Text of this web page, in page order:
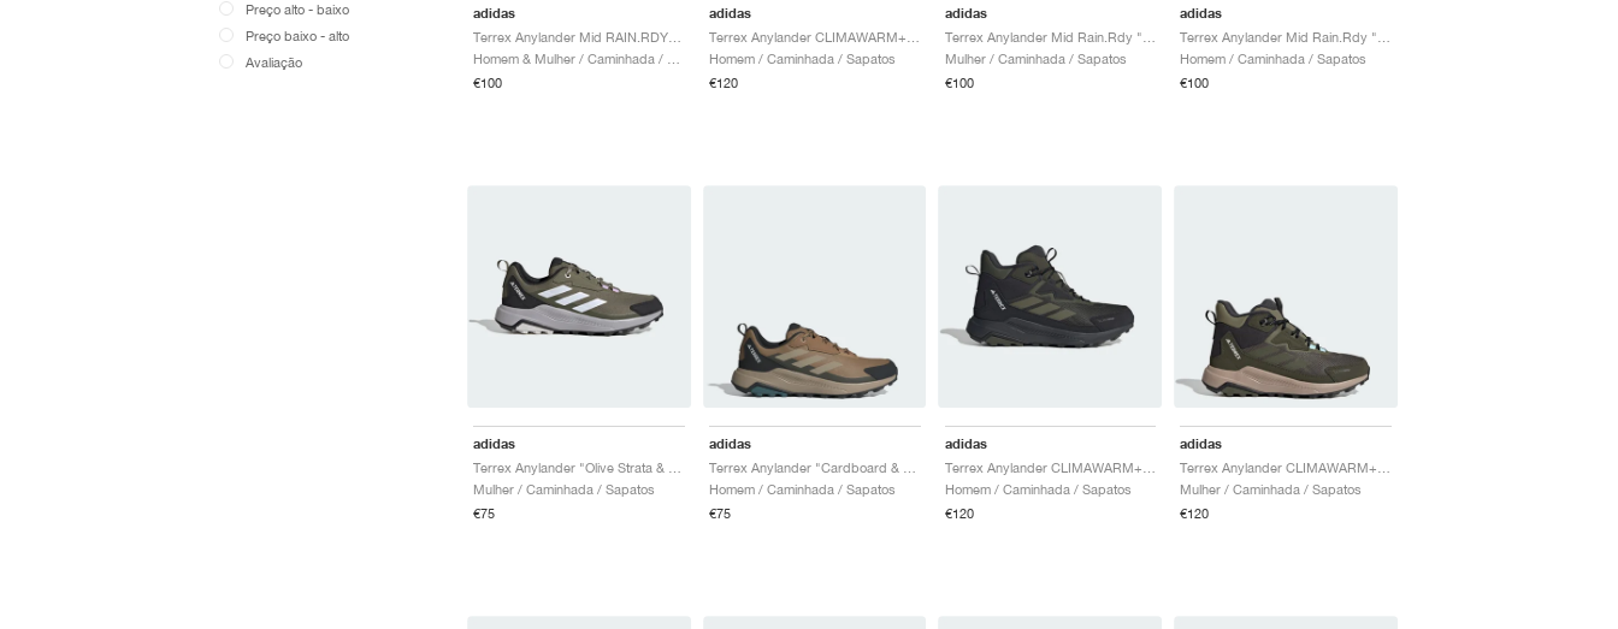
Preço alto - baixo
Preço baixo - alto
Avaliação
adidas
€100
adidas
Homem / Caminhada / Sapatos
€120
adidas
Mulher / Caminhada / Sapatos
€100
adidas
Homem / Caminhada / Sapatos
€100
adidas
Mulher / Caminhada / Sapatos
€75
adidas
Homem / Caminhada / Sapatos
€75
adidas
Homem / Caminhada / Sapatos
€120
adidas
Mulher / Caminhada / Sapatos
€120